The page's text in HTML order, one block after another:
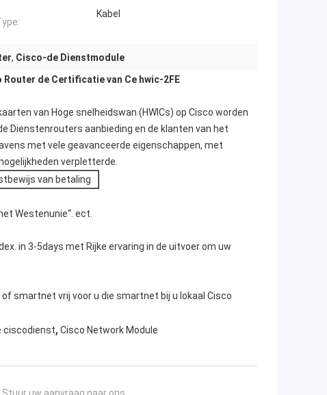
Kabel
, Cisco-de Dienstmodule
Router de Certificatie van Ce hwic-2FE
van Hoge snelheidswan (HWICs) op Cisco worden
Dienstenrouters aanbieding en de klanten van het
met vele geavanceerde eigenschappen, met
verpletterde.
van betaling
Westenunie“. ect.
in 3-5days met Rijke ervaring in de uitvoer om uw
smartnet vrij voor u die smartnet bij u lokaal Cisco
ciscodienst, Cisco Network Module